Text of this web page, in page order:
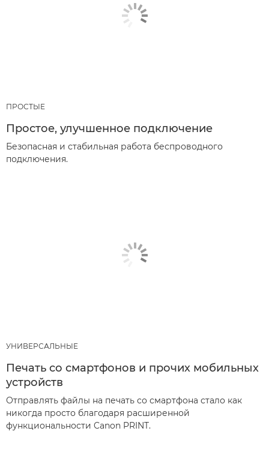
ПРОСТЫЕ
Простое, улучшенное подключение
Безопасная и стабильная работа беспроводного
подключения.
УНИВЕРСАЛЬНЫЕ
Печать со смартфонов и прочих мобильных
устройств
Отправлять файлы на печать со смартфона стало как
никогда просто благодаря расширенной
функциональности Canon PRINT.